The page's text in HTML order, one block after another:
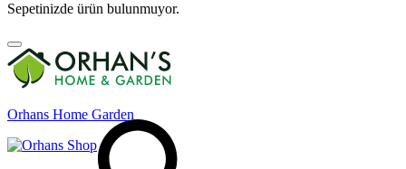
Sepetinizde ürün bulunmuyor.
Orhans Home Garden